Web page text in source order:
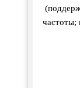
частоты;